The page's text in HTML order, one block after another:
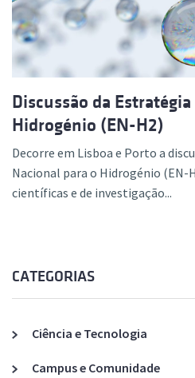
Discussão da
Hidrogénio (EN-H2)
Decorre em Lisboa e Porto a
Nacional para o Hidrogénio (EN-
científicas e de investigação...
CATEGORIAS
Ciência e Tecnologia
Campus e Comunidade